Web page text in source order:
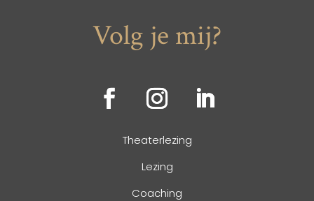
Volg je mij?
Theaterlezing
Lezing
Coaching